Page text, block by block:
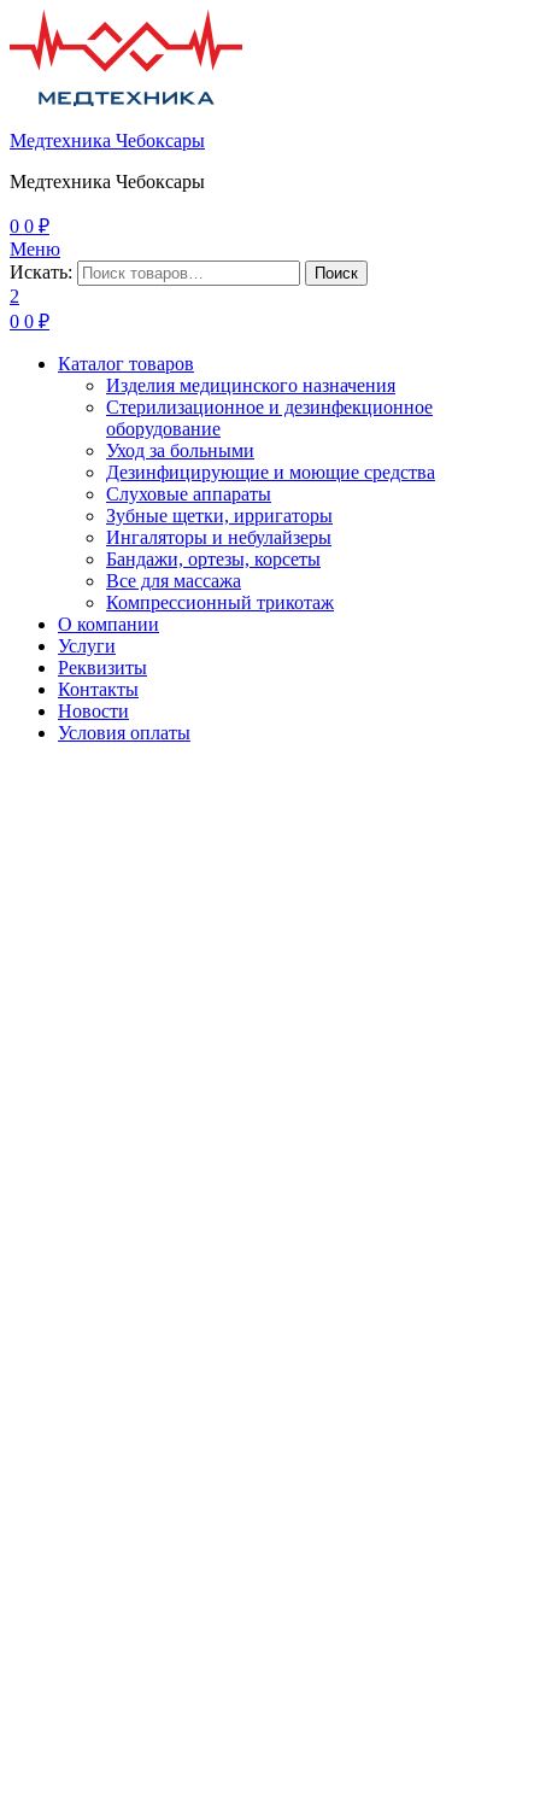
Медтехника Чебоксары
Медтехника Чебоксары
0 0 ₽
Меню
Искать:
Поиск
2
0 0 ₽
Каталог товаров
Изделия медицинского назначения
Стерилизационное и дезинфекционное
оборудование
Уход за больными
Дезинфицирующие и моющие средства
Слуховые аппараты
Зубные щетки, ирригаторы
Ингаляторы и небулайзеры
Бандажи, ортезы, корсеты
Все для массажа
Компрессионный трикотаж
О компании
Услуги
Реквизиты
Контакты
Новости
Условия оплаты